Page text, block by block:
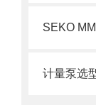
计量泵选